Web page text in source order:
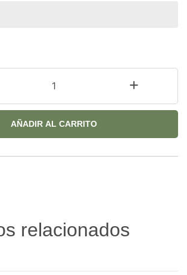
+
AÑADIR AL CARRITO
relacionados